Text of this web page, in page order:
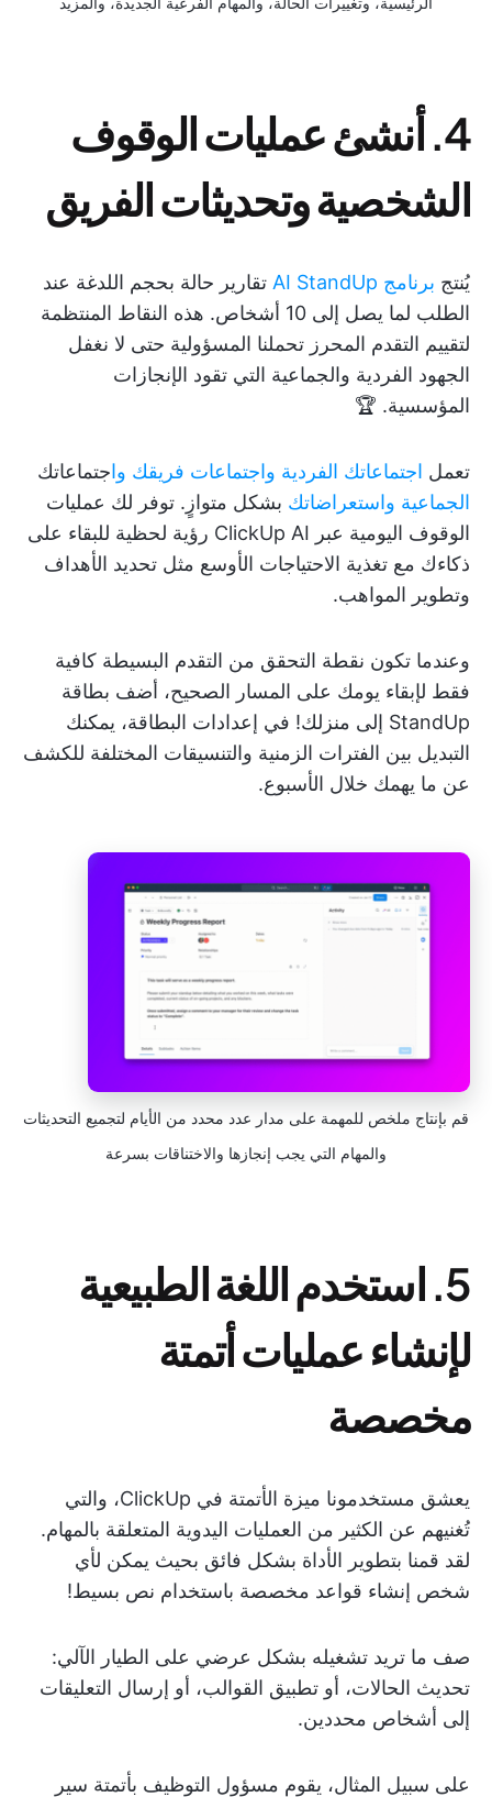
4. أنشئ عمليات الوقوف
الشخصية وتحديثات الفريق
يُنتج برنامج AI StandUp
تقارير حالة بحجم اللدغة عند
الطلب لما يصل إلى 10 أشخاص. هذه النقاط المنتظمة
لتقييم التقدم المحرز تحملنا المسؤولية حتى لا نغفل
الجهود الفردية والجماعية التي تقود الإنجازات
المؤسسية. 🏆
تعمل اجتماعاتك الفردية واجتماعات فريقك واجتماعاتك
الجماعية واستعراضاتك بشكل متوازٍ. توفر لك عمليات
الوقوف اليومية عبر ClickUp AI رؤية لحظية للبقاء على
ذكاءك مع تغذية الاحتياجات الأوسع مثل تحديد الأهداف
وتطوير المواهب.
وعندما تكون نقطة التحقق من التقدم البسيطة كافية
فقط لإبقاء يومك على المسار الصحيح، أضف بطاقة
StandUp إلى منزلك! في إعدادات البطاقة، يمكنك
التبديل بين الفترات الزمنية والتنسيقات المختلفة للكشف
عن ما يهمك خلال الأسبوع.
قم بإنتاج ملخص للمهمة على مدار عدد محدد من الأيام لتجميع التحديثات
والمهام التي يجب إنجازها والاختناقات بسرعة
5. استخدم اللغة الطبيعية
لإنشاء عمليات أتمتة
مخصصة
يعشق مستخدمونا ميزة الأتمتة في ClickUp، والتي
تُغنيهم عن الكثير من العمليات اليدوية المتعلقة بالمهام.
لقد قمنا بتطوير الأداة بشكل فائق بحيث يمكن لأي
شخص إنشاء قواعد مخصصة باستخدام نص بسيط!
صف ما تريد تشغيله بشكل عرضي على الطيار الآلي:
تحديث الحالات، أو تطبيق القوالب، أو إرسال التعليقات
إلى أشخاص محددين.
على سبيل المثال، يقوم مسؤول التوظيف بأتمتة سير